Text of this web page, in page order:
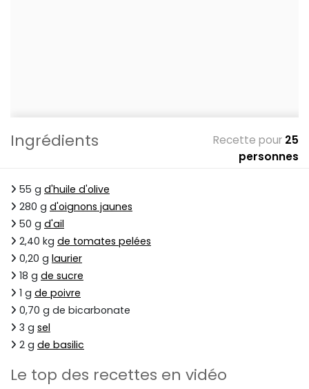
Ingrédients Recette pour 25
personnes
55 g d'huile d'olive
280 g d'oignons jaunes
50 g d'ail
2,40 kg de tomates pelées
0,20 g laurier
18 g de sucre
1 g de poivre
0,70 g de bicarbonate
3 g sel
2 g de basilic
Le top des recettes en vidéo